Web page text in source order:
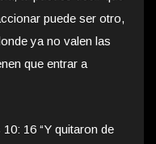
puede ser otro,
ya no valen las
que entrar a
16 “Y quitaron de